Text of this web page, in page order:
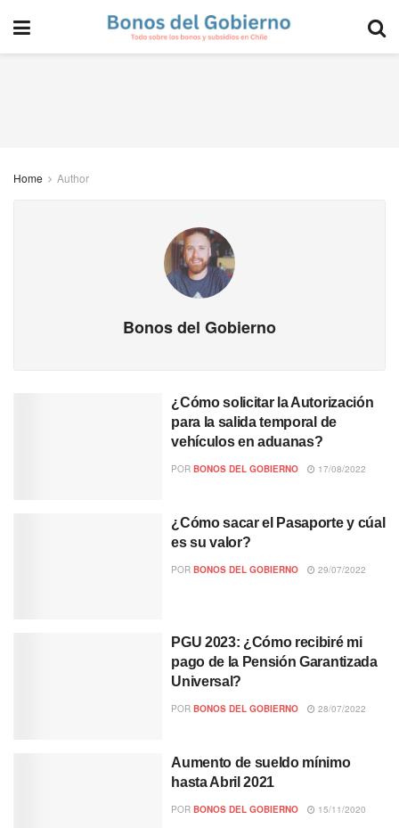
Home Author
Bonos del Gobierno
¿Cómo solicitar la Autorización
para la salida temporal de
vehículos en aduanas?
PORBONOS DEL GOBIERNO 17/08/2022
¿Cómo sacar el Pasaporte y cúal
es su valor?
PORBONOS DEL GOBIERNO 29/07/2022
PGU 2023: ¿Cómo recibiré mi
pago de la Pensión Garantizada
Universal?
PORBONOS DEL GOBIERNO 28/07/2022
Aumento de sueldo mínimo
hasta Abril 2021
PORBONOS DEL GOBIERNO 15/11/2020